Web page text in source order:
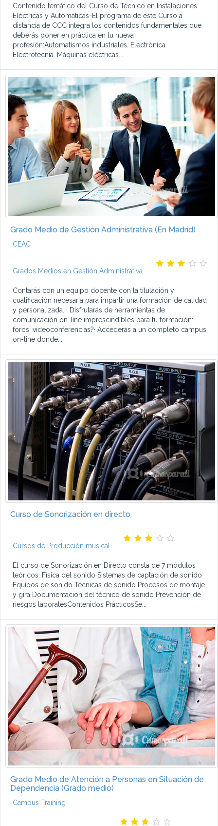
Contenido temático del Curso de Técnico en Instalaciones
Eléctricas y Automáticas-El programa de este Curso a
distancia de CCC integra los contenidos fundamentales que
deberás poner en práctica en tu nueva
profesión:Automatismos industriales. Electrónica.
Electrotecnia. Máquinas eléctricas...
Grado Medio de Gestión Administrativa (En Madrid)
CEAC
Grados Medios en Gestión Administrativa
Contarás con un equipo docente con la titulación y
cualificación necesaria para impartir una formación de calidad
y personalizada. · Disfrutarás de herramientas de
comunicación on-line imprescindibles para tu formación:
foros, videoconferencias?· Accederás a un completo campus
on-line donde...
Curso de Sonorización en directo
Cursos de Producción musical
El curso de Sonorización en Directo consta de 7 módulos
teóricos: Física del sonido Sistemas de captación de sonido
Equipos de sonido Técnicas de sonido Procesos de montaje
y gira Documentación del técnico de sonido Prevención de
riesgos laboralesContenidos PrácticosSe...
Grado Medio de Atención a Personas en Situación de
Dependencia (Grado medio)
Campus Training